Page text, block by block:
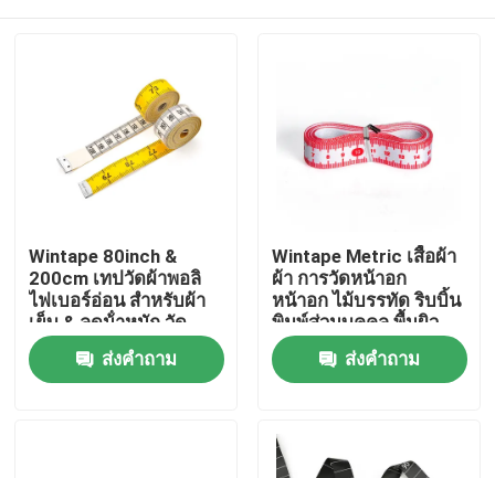
บ้าน
Wintape 80inch &
200cm เทปวัดผ้าพอลิ
ไฟเบอร์อ่อน สําหรับผ้า
เย็บ & ลดน้ําหนัก วัด
ร่างกายทางการแพทย์
ส่งคำถาม
Wintape Metric เสื้อผ้า
ผ้า การวัดหน้าอก
หน้าอก ไม้บรรทัด ริบบิ้น
พิมพ์ส่วนบุคคล พื้นผิว
เรียบ พื้นผิวที่ยืดหยุ่น
ส่งคำถาม